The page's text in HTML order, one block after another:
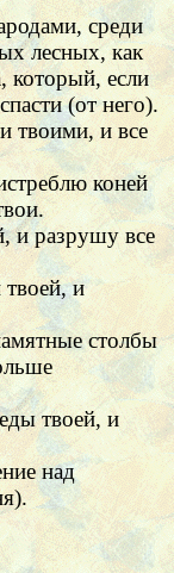
среди
лесных, как
который, если
(от него).
твоими, и все
коней
и разрушу все
и
столбы
твоей, и
над